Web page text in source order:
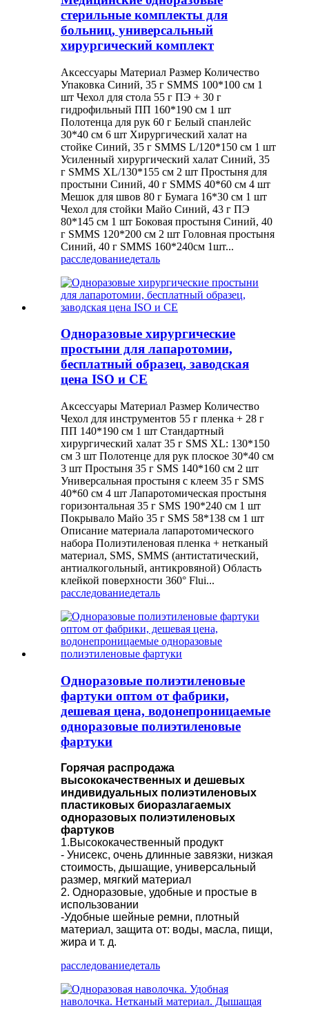
стерильные комплекты для
больниц, универсальный
хирургический комплект
Аксессуары Материал Размер Количество
Упаковка Синий, 35 г SMMS 100*100 см 1
шт Чехол для стола 55 г ПЭ + 30 г
гидрофильный ПП 160*190 см 1 шт
Полотенца для рук 60 г Белый спанлейс
30*40 см 6 шт Хирургический халат на
стойке Синий, 35 г SMMS L/120*150 см 1 шт
Усиленный хирургический халат Синий, 35
г SMMS XL/130*155 см 2 шт Простыня для
простыни Синий, 40 г SMMS 40*60 см 4 шт
Мешок для швов 80 г Бумага 16*30 см 1 шт
Чехол для стойки Майо Синий, 43 г ПЭ
80*145 см 1 шт Боковая простыня Синий, 40
г SMMS 120*200 см 2 шт Головная простыня
Синий, 40 г SMMS 160*240см 1шт...
расследованиедеталь
Одноразовые хирургические
простыни для лапаротомии,
бесплатный образец, заводская
цена ISO и CE
Аксессуары Материал Размер Количество
Чехол для инструментов 55 г пленка + 28 г
ПП 140*190 см 1 шт Стандартный
хирургический халат 35 г SMS XL: 130*150
см 3 шт Полотенце для рук плоское 30*40 см
3 шт Простыня 35 г SMS 140*160 см 2 шт
Универсальная простыня с клеем 35 г SMS
40*60 см 4 шт Лапаротомическая простыня
горизонтальная 35 г SMS 190*240 см 1 шт
Покрывало Майо 35 г SMS 58*138 см 1 шт
Описание материала лапаротомического
набора Полиэтиленовая пленка + нетканый
материал, SMS, SMMS (антистатический,
антиалкогольный, антикровяной) Область
клейкой поверхности 360° Flui...
расследованиедеталь
Одноразовые полиэтиленовые
фартуки оптом от фабрики,
дешевая цена, водонепроницаемые
одноразовые полиэтиленовые
фартуки
Горячая распродажа
высококачественных и дешевых
индивидуальных полиэтиленовых
пластиковых биоразлагаемых
одноразовых полиэтиленовых
фартуков
1.Высококачественный продукт
- Унисекс, очень длинные завязки, низкая
стоимость, дышащие, универсальный
размер, мягкий материал
2. Одноразовые, удобные и простые в
использовании
-Удобные шейные ремни, плотный
материал, защита от: воды, масла, пищи,
жира и т. д.
расследованиедеталь